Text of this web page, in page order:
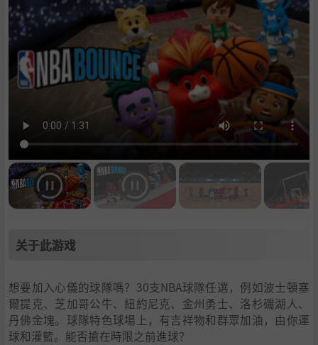
关于此游戏
想要加入心儀的球隊嗎？30支NBA球隊任選，例如波士頓塞
爾提克、芝加哥公牛、紐約尼克、金州勇士、洛杉磯湖人、
丹佛金塊。球隊特色球場上，有吉祥物和群眾加油，由你運
球和灌籃。能否搶在時限之前進球？